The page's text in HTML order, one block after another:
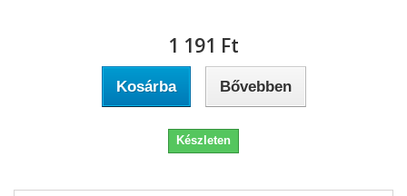
1 191 Ft‎
Kosárba Bővebben
Készleten